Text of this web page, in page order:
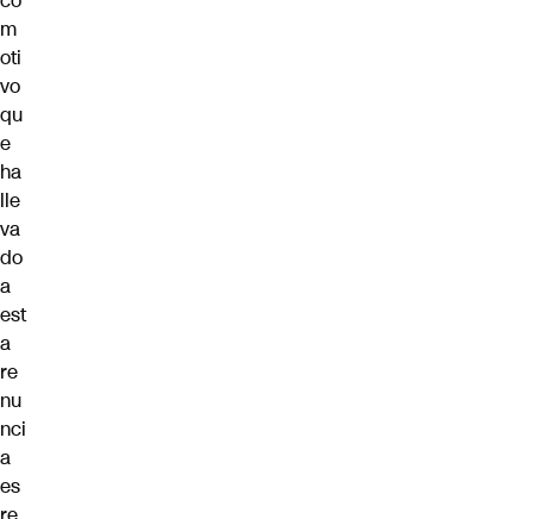
m
oti
vo
qu
e
ha
lle
va
do
a
est
a
re
nu
nci
a
es